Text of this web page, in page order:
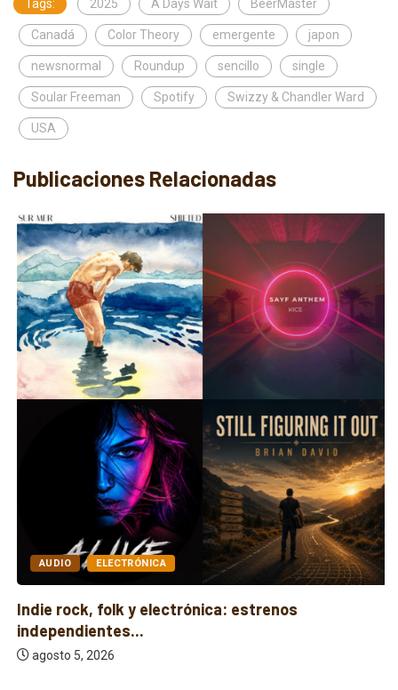
Tags: 2025 A Days Wait BeerMaster
Canadá Color Theory emergente japon
newsnormal Roundup sencillo single
Soular Freeman Spotify Swizzy & Chandler Ward
USA
Publicaciones Relacionadas
AUDIO ELECTRÓNICA
Indie rock, folk y electrónica: estrenos
independientes...
agosto 5, 2026